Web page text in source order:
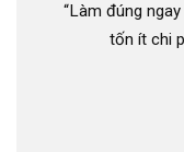
“Làm đúng
tốn ít chi